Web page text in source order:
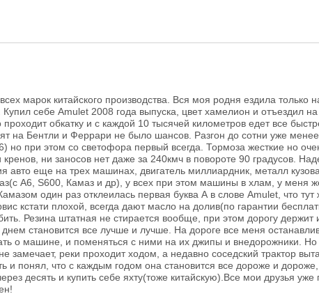
марок китайского производства. Вся моя родня ездила только
себе Amulet 2008 года выпуска, цвет хамелион и отъездил
обкатку и с каждой 10 тысячей километров едет все
на Бентли и Феррари не было шансов. Разгон до сотни уже
но при этом со светофора первый всегда. Тормоза жесткие но
ни заносов нет даже за 240кмч в повороте 90 градусов.
авто еще на трех машинах, двигатель миллиардник, металл
А6, S600, Камаз и др), у всех при этом машины в хлам, у меня
один раз отклеилась первая буква А в слове Amulet, что
кстати плохой, всегда дают масло на долив(по гарантии
Резина штатная не стирается вообще, при этом дорогу держит
становится все лучше и лучше. На дороге все меня
о машине, и поменяться с ними на их джипы и внедорожники.
замечает, реки проходит ходом, а недавно соседский трактор
и понял, что с каждым годом она становится все дороже и
десять и купить себе яхту(тоже китайскую).Все мои друзья